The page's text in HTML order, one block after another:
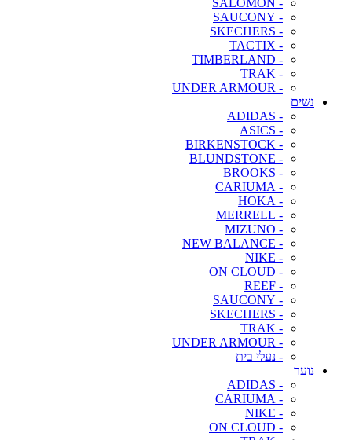
- SALOMON
- SAUCONY
- SKECHERS
- TACTIX
- TIMBERLAND
- TRAK
- UNDER ARMOUR
נשים
- ADIDAS
- ASICS
- BIRKENSTOCK
- BLUNDSTONE
- BROOKS
- CARIUMA
- HOKA
- MERRELL
- MIZUNO
- NEW BALANCE
- NIKE
- ON CLOUD
- REEF
- SAUCONY
- SKECHERS
- TRAK
- UNDER ARMOUR
- נעלי בית
נוער
- ADIDAS
- CARIUMA
- NIKE
- ON CLOUD